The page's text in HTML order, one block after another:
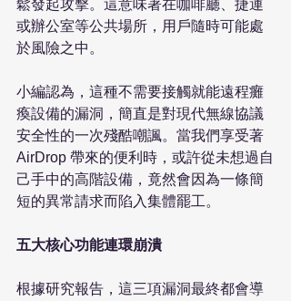
鬆發起攻擊。這意味著在咖啡廳、捷運
或辦公室等公共場所，用戶隨時可能處
於風險之中。
小編認為，這種不需要接觸就能遠程癱
瘓設備的漏洞，簡直是對現代無線協議
安全性的一次殘酷嘲諷。當我們享受著
AirDrop 帶來的便利時，或許從未想過自
己手中的高階設備，竟然會因為一條簡
短的異常請求而陷入集體罷工。
五大核心功能連環崩潰
根據研究報告，這三項漏洞最終都會導